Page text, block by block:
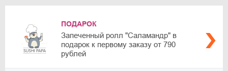
ПОДАРОК
Запеченный ролл "Саламандр" в
подарок к первому заказу от 790
рублей